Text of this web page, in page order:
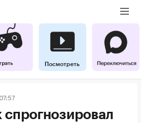
Посмотреть
спрогнозировал